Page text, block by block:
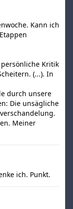
Kann ich
Kritik
(...). In
durch unsere
Die unsägliche
Meiner
ich. Punkt.